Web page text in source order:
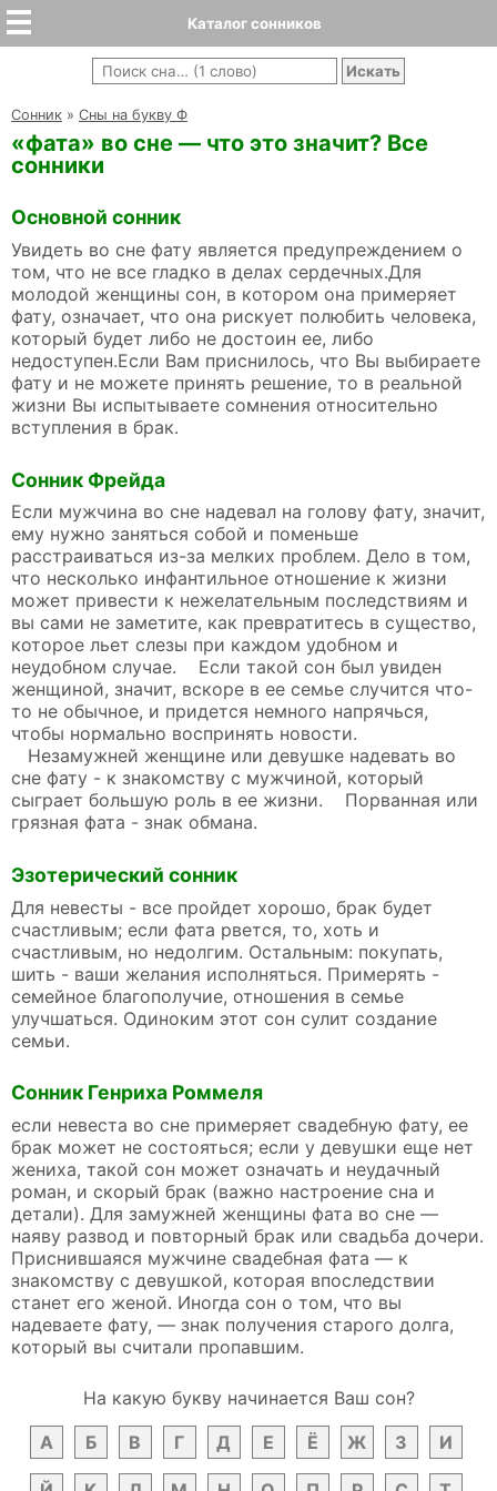
Каталог сонников
Cонник » Сны на букву Ф
«фата» во сне — что это значит? Все
сонники
Основной сонник
Увидеть во сне фату является предупреждением о
том, что не все гладко в делах сердечных.Для
молодой женщины сон, в котором она примеряет
фату, означает, что она рискует полюбить человека,
который будет либо не достоин ее, либо
недоступен.Если Вам приснилось, что Вы выбираете
фату и не можете принять решение, то в реальной
жизни Вы испытываете сомнения относительно
вступления в брак.
Сонник Фрейда
Если мужчина во сне надевал на голову фату, значит,
ему нужно заняться собой и поменьше
расстраиваться из-за мелких проблем. Дело в том,
что несколько инфантильное отношение к жизни
может привести к нежелательным последствиям и
вы сами не заметите, как превратитесь в существо,
которое льет слезы при каждом удобном и
неудобном случае. Если такой сон был увиден
женщиной, значит, вскоре в ее семье случится что-
то не обычное, и придется немного напрячься,
чтобы нормально воспринять новости.
Незамужней женщине или девушке надевать во
сне фату - к знакомству с мужчиной, который
сыграет большую роль в ее жизни. Порванная или
грязная фата - знак обмана.
Эзотерический сонник
Для невесты - все пройдет хорошо, брак будет
счастливым; если фата рвется, то, хоть и
счастливым, но недолгим. Остальным: покупать,
шить - ваши желания исполняться. Примерять -
семейное благополучие, отношения в семье
улучшаться. Одиноким этот сон сулит создание
семьи.
Сонник Генриха Роммеля
если невеста во сне примеряет свадебную фату, ее
брак может не состояться; если у девушки еще нет
жениха, такой сон может означать и неудачный
роман, и скорый брак (важно настроение сна и
детали). Для замужней женщины фата во сне —
наяву развод и повторный брак или свадьба дочери.
Приснившаяся мужчине свадебная фата — к
знакомству с девушкой, которая впоследствии
станет его женой. Иногда сон о том, что вы
надеваете фату, — знак получения старого долга,
который вы считали пропавшим.
На какую букву начинается Ваш сон?
А
Б В Г Д Е Ё Ж З И